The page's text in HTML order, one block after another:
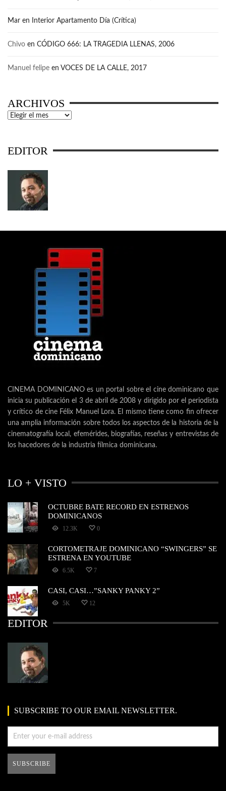
Mar en Interior Apartamento Día (Crítica)
Chivo en CÓDIGO 666: LA TRAGEDIA LLENAS, 2006
Manuel felipe en VOCES DE LA CALLE, 2017
ARCHIVOS
Archivos
EDITOR
CINEMA DOMINICANO es un portal sobre el cine dominicano que
inicia su publicación el 3 de abril de 2008 y dirigido por el periodista
y crítico de cine Félix Manuel Lora. El mismo tiene como fin ofrecer
una amplia información sobre todos los aspectos de la historia de la
cinematografía local, efemérides, biografías, reseñas y entrevistas de
los hacedores de la industria fílmica dominicana.
LO + VISTO
OCTUBRE BATE RECORD EN ESTRENOS
DOMINICANOS
12.3K 0
CORTOMETRAJE DOMINICANO “SWINGERS” SE
ESTRENA EN YOUTUBE
6.5K 7
CASI, CASI…”SANKY PANKY 2”
5K 12
EDITOR
SUBSCRIBE TO OUR EMAIL NEWSLETTER.